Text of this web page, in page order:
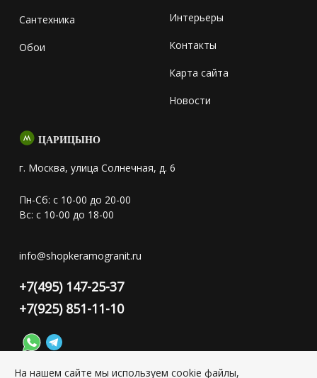
Сантехника
Обои
Интерьеры
Контакты
Карта сайта
Новости
ЦАРИЦЫНО
г. Москва, улица Солнечная, д. 6
Пн-Сб: с 10-00 до 20-00
Вс: с 10-00 до 18-00
info@shopkeramogranit.ru
+7(495) 147-25-37
+7(925) 851-11-10
На нашем сайте мы используем cookie файлы,